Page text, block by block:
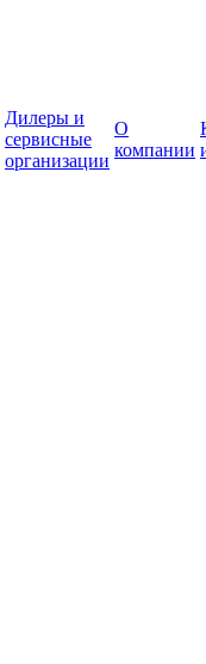
Дилеры и
сервисные
организации
О
компании